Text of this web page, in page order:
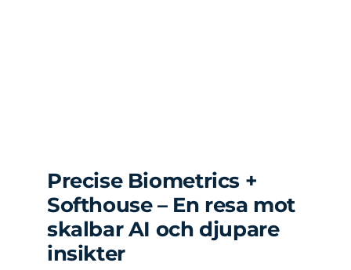
Precise Biometrics +
Softhouse – En resa mot
skalbar AI och djupare
insikter